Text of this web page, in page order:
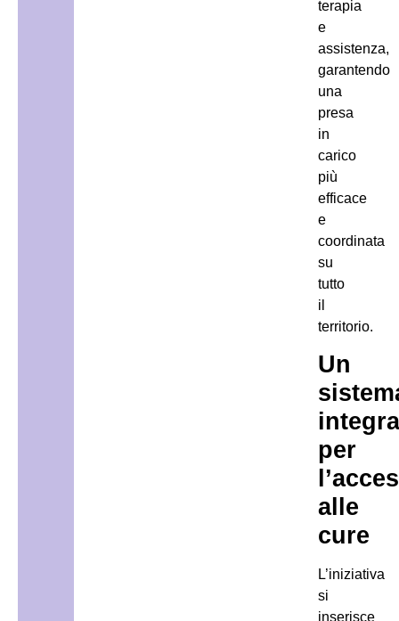
terapia
e
assistenza,
garantendo
una
presa
in
carico
più
efficace
e
coordinata
su
tutto
il
territorio.
Un
per
alle
cure
L’iniziativa
si
inserisce